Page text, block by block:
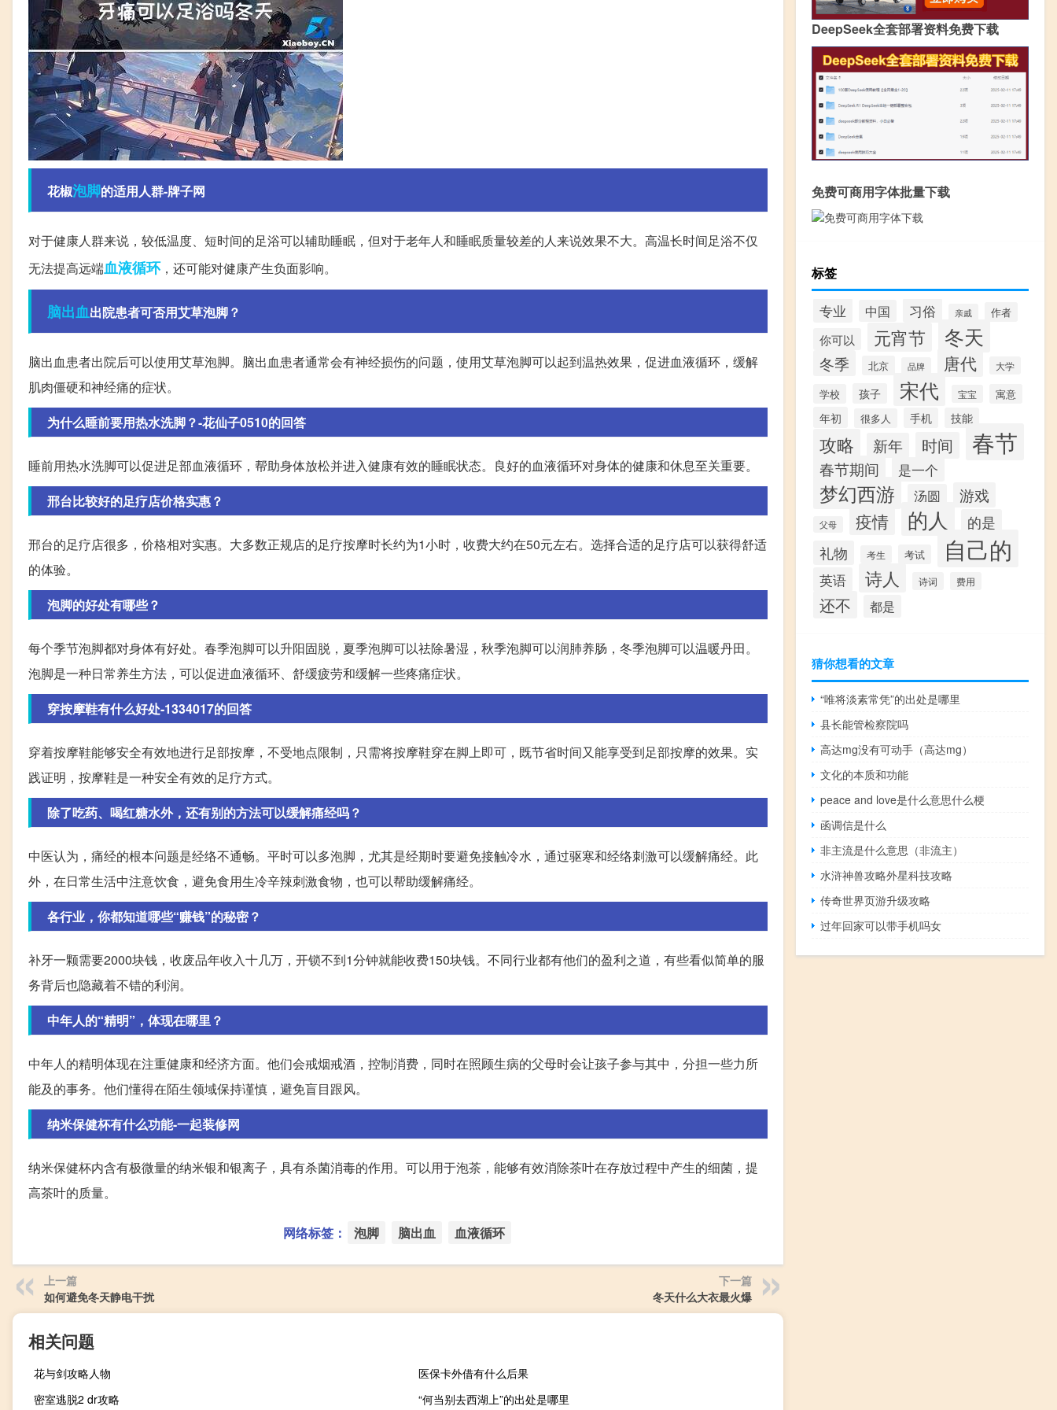
花椒泡脚的适用人群-牌子网
对于健康人群来说，较低温度、短时间的足浴可以辅助睡眠，但对于老年人和睡眠质量较差的人来说效果不大。高温长时间足浴不仅
无法提高远端血液循环，还可能对健康产生负面影响。
脑出血出院患者可否用艾草泡脚？
脑出血患者出院后可以使用艾草泡脚。脑出血患者通常会有神经损伤的问题，使用艾草泡脚可以起到温热效果，促进血液循环，缓解
肌肉僵硬和神经痛的症状。
为什么睡前要用热水洗脚？-花仙子0510的回答
睡前用热水洗脚可以促进足部血液循环，帮助身体放松并进入健康有效的睡眠状态。良好的血液循环对身体的健康和休息至关重要。
邢台比较好的足疗店价格实惠？
邢台的足疗店很多，价格相对实惠。大多数正规店的足疗按摩时长约为1小时，收费大约在50元左右。选择合适的足疗店可以获得舒适
的体验。
泡脚的好处有哪些？
每个季节泡脚都对身体有好处。春季泡脚可以升阳固脱，夏季泡脚可以祛除暑湿，秋季泡脚可以润肺养肠，冬季泡脚可以温暖丹田。
泡脚是一种日常养生方法，可以促进血液循环、舒缓疲劳和缓解一些疼痛症状。
穿按摩鞋有什么好处-1334017的回答
穿着按摩鞋能够安全有效地进行足部按摩，不受地点限制，只需将按摩鞋穿在脚上即可，既节省时间又能享受到足部按摩的效果。实
践证明，按摩鞋是一种安全有效的足疗方式。
除了吃药、喝红糖水外，还有别的方法可以缓解痛经吗？
中医认为，痛经的根本问题是经络不通畅。平时可以多泡脚，尤其是经期时要避免接触冷水，通过驱寒和经络刺激可以缓解痛经。此
外，在日常生活中注意饮食，避免食用生冷辛辣刺激食物，也可以帮助缓解痛经。
各行业，你都知道哪些“赚钱”的秘密？
补牙一颗需要2000块钱，收废品年收入十几万，开锁不到1分钟就能收费150块钱。不同行业都有他们的盈利之道，有些看似简单的服
务背后也隐藏着不错的利润。
中年人的“精明”，体现在哪里？
中年人的精明体现在注重健康和经济方面。他们会戒烟戒酒，控制消费，同时在照顾生病的父母时会让孩子参与其中，分担一些力所
能及的事务。他们懂得在陌生领域保持谨慎，避免盲目跟风。
纳米保健杯有什么功能-一起装修网
纳米保健杯内含有极微量的纳米银和银离子，具有杀菌消毒的作用。可以用于泡茶，能够有效消除茶叶在存放过程中产生的细菌，提
高茶叶的质量。
网络标签： 泡脚 脑出血 血液循环
上一篇
如何避免冬天静电干扰
下一篇
冬天什么大衣最火爆
相关问题
花与剑攻略人物
医保卡外借有什么后果
密室逃脱2 dr攻略
“何当别去西湖上”的出处是哪里
DeepSeek全套部署资料免费下载
免费可商用字体批量下载
标签
专业 中国 习俗 亲戚 作者
你可以 元宵节 冬天
冬季 北京 品牌 唐代 大学
学校 孩子 宋代 宝宝 寓意
年初 很多人 手机 技能
攻略 新年 时间 春节
春节期间 是一个
梦幻西游 汤圆 游戏
父母 疫情 的人 的是
礼物 考生 考试 自己的
英语 诗人 诗词 费用
还不 都是
猜你想看的文章
“唯将淡素常凭”的出处是哪里
县长能管检察院吗
高达mg没有可动手（高达mg）
文化的本质和功能
peace and love是什么意思什么梗
函调信是什么
非主流是什么意思（非流主）
水浒神兽攻略外星科技攻略
传奇世界页游升级攻略
过年回家可以带手机吗女